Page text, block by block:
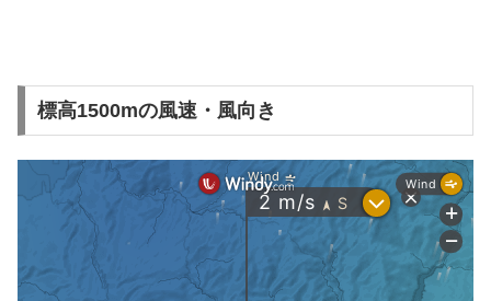
標高1500mの風速・風向き